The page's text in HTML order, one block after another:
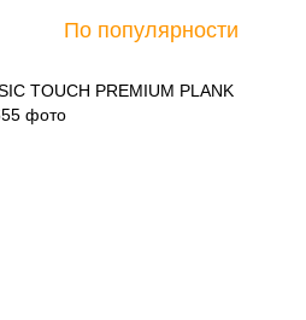
По популярности